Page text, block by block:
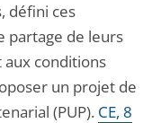
défini ces
partage de leurs
aux conditions
un projet de
(PUP). CE, 8